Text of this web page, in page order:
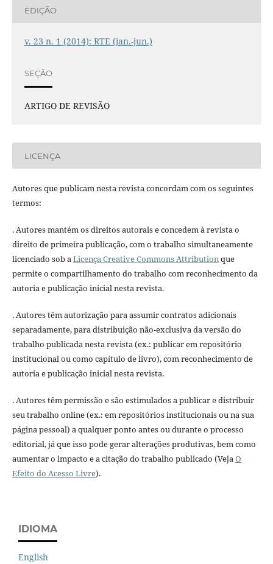
EDIÇÃO
v. 23 n. 1 (2014): RTE (jan.-jun.)
SEÇÃO
ARTIGO DE REVISÃO
LICENÇA
Autores que publicam nesta revista concordam com os seguintes
termos:
. Autores mantém os direitos autorais e concedem à revista o
direito de primeira publicação, com o trabalho simultaneamente
licenciado sob aLicença Creative Commons Attributionque
permite o compartilhamento do trabalho com reconhecimento da
autoria e publicação inicial nesta revista.
. Autores têm autorização para assumir contratos adicionais
separadamente, para distribuição não-exclusiva da versão do
trabalho publicada nesta revista (ex.: publicar em repositório
institucional ou como capítulo de livro), com reconhecimento de
autoria e publicação inicial nesta revista.
. Autores têm permissão e são estimulados a publicar e distribuir
seu trabalho online (ex.: em repositórios institucionais ou na sua
página pessoal) a qualquer ponto antes ou durante o processo
editorial, já que isso pode gerar alterações produtivas, bem como
aumentar o impacto e a citação do trabalho publicado (VejaO
Efeito do Acesso Livre).
IDIOMA
English